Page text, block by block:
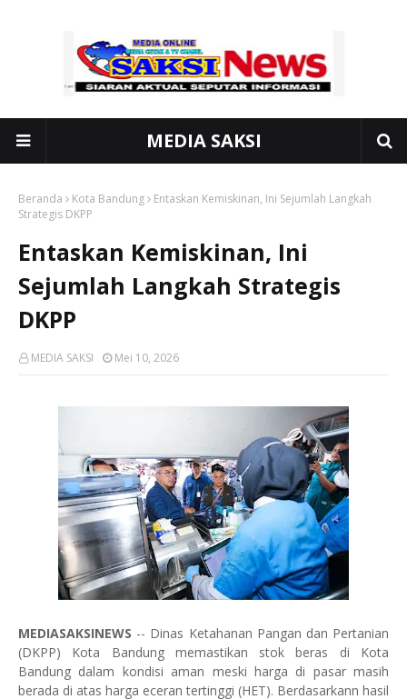
MEDIA SAKSI
Beranda Kota Bandung
Entaskan Kemiskinan, Ini Sejumlah Langkah
Strategis DKPP
Entaskan Kemiskinan, Ini
Sejumlah Langkah Strategis
DKPP
MEDIA SAKSI Mei 10, 2026
MEDIASAKSINEWS -- Dinas Ketahanan Pangan dan Pertanian
(DKPP) Kota Bandung memastikan stok beras di Kota
Bandung dalam kondisi aman meski harga di pasar masih
berada di atas harga eceran tertinggi (HET). Berdasarkann hasil